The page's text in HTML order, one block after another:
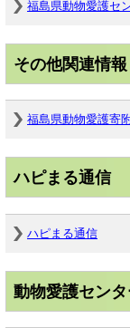
福島県動物愛護セ
その他関連情報
福島県動物愛護寄
ハピまる通信
ハピまる通信
動物愛護セン